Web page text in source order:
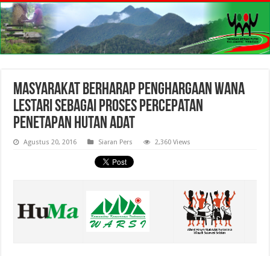
Masyarakat Berharap Penghargaan Wana
Lestari sebagai Proses Percepatan
Penetapan Hutan Adat
Agustus 20, 2016 Siaran Pers 2,360 Views